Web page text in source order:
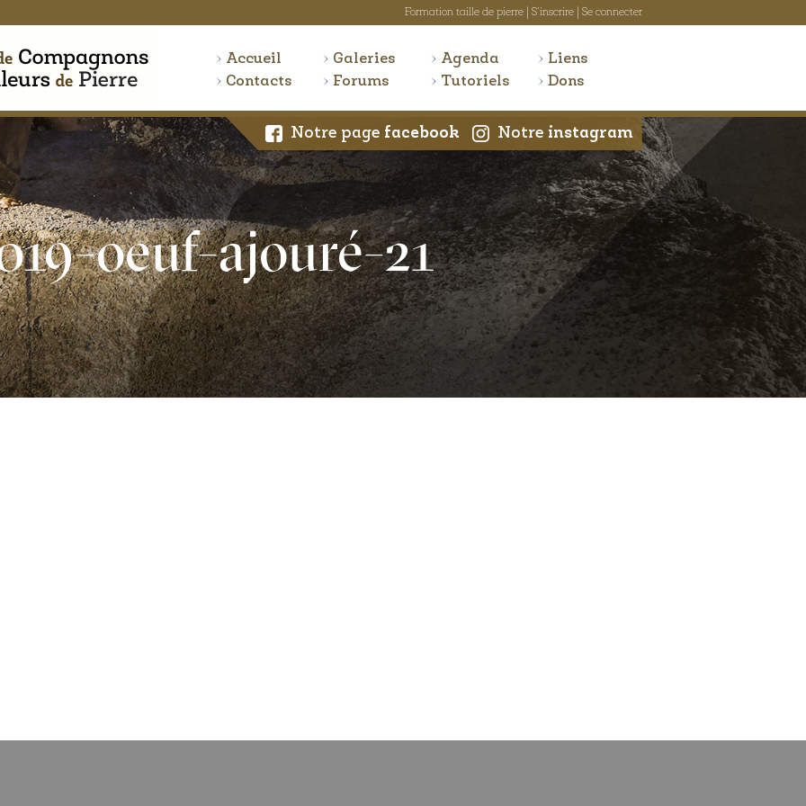
Formation taille de pierre S'inscrire Se connecter
Accueil Galeries Agenda
Liens
Contacts
Forums Tutoriels Dons
Notre page facebook Notre instagram
oeuf-ajouré-21